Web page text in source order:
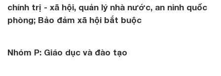
chính trị - xã hội, quản lý nhà nước, an ninh quốc
phòng; Bảo đảm xã hội bắt buộc
Nhóm P: Giáo dục và đào tạo